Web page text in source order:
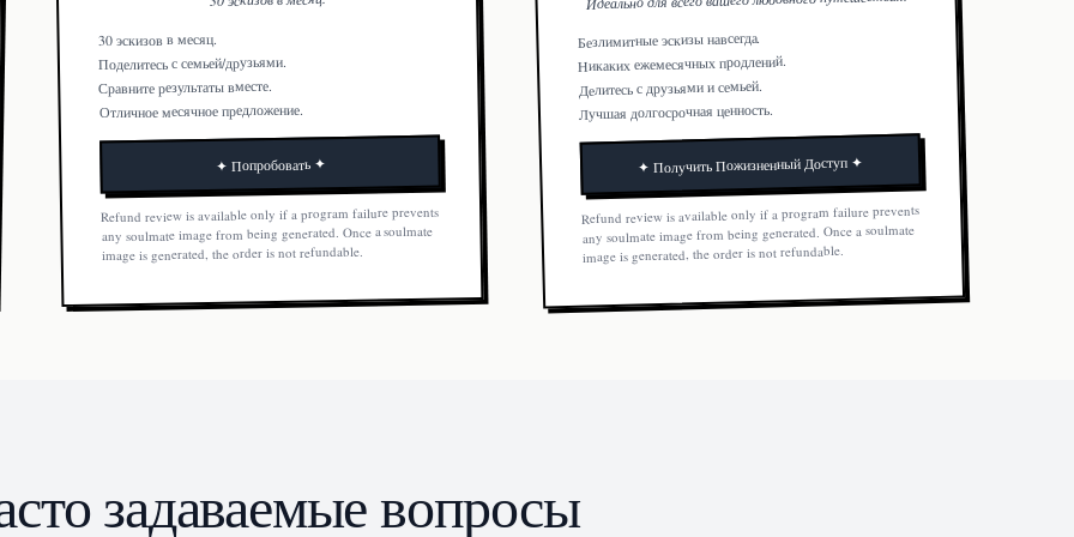
30 эскизов в месяц.
Поделитесь с семьей/друзьями.
Сравните результаты вместе.
Отличное месячное предложение.
✦ Попробовать ✦
Refund review is available only if a program failure prevents
any soulmate image from being generated. Once a soulmate
image is generated, the order is not refundable.
Безлимитные эскизы навсегда.
Никаких ежемесячных продлений.
Делитесь с друзьями и семьей.
Лучшая долгосрочная ценность.
✦ Получить Пожизненный Доступ ✦
Refund review is available only if a program failure prevents
any soulmate image from being generated. Once a soulmate
image is generated, the order is not refundable.
задаваемые вопросы